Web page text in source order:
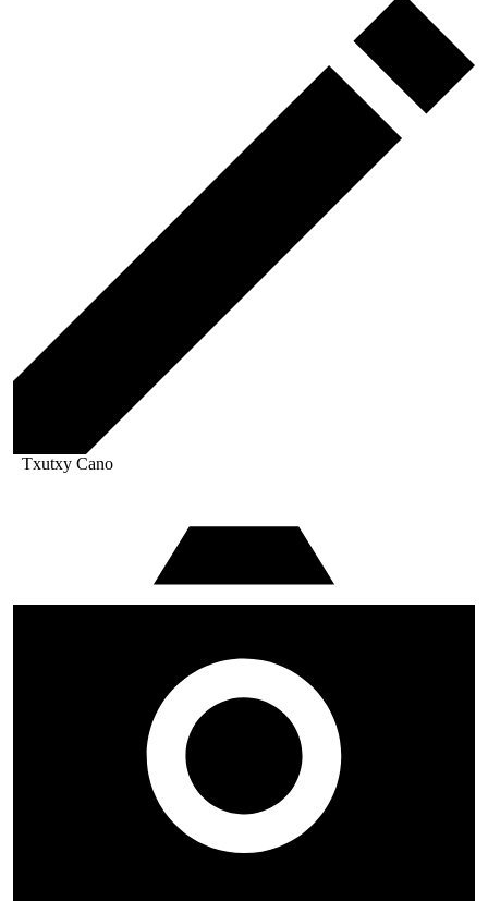
Txutxy Cano